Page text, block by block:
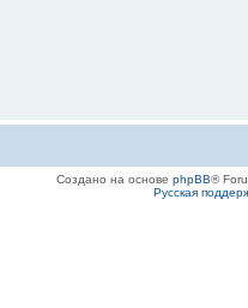
Создано на основе phpBB®
Русская